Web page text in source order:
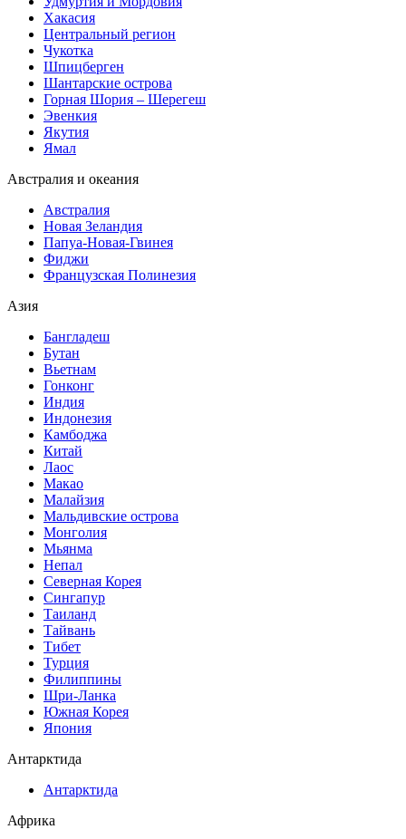
Хакасия
Центральный регион
Чукотка
Шпицберген
Шантарские острова
Горная Шория – Шерегеш
Эвенкия
Якутия
Ямал
Австралия и океания
Австралия
Новая Зеландия
Папуа-Новая-Гвинея
Фиджи
Французская Полинезия
Азия
Бангладеш
Бутан
Вьетнам
Гонконг
Индия
Индонезия
Камбоджа
Китай
Лаос
Макао
Малайзия
Мальдивские острова
Монголия
Мьянма
Непал
Северная Корея
Сингапур
Таиланд
Тайвань
Тибет
Турция
Филиппины
Шри-Ланка
Южная Корея
Япония
Антарктида
Антарктида
Африка